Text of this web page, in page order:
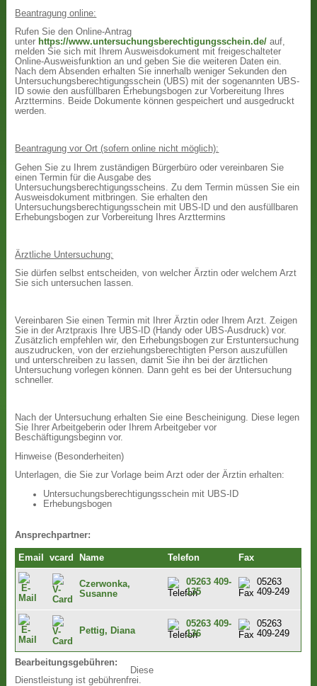
Beantragung online:
Rufen Sie den Online-Antrag
unter https://www.untersuchungsberechtigungsschein.de/ auf,
melden Sie sich mit Ihrem Ausweisdokument mit freigeschalteter
Online-Ausweisfunktion an und geben Sie die weiteren Daten ein.
Nach dem Absenden erhalten Sie innerhalb weniger Sekunden den
Untersuchungsberechtigungsschein (UBS) mit der sogenannten UBS-
ID sowie den ausfüllbaren Erhebungsbogen zur Vorbereitung Ihres
Arzttermins. Beide Dokumente können gespeichert und ausgedruckt
werden.
Beantragung vor Ort (sofern online nicht möglich):
Gehen Sie zu Ihrem zuständigen Bürgerbüro oder vereinbaren Sie
einen Termin für die Ausgabe des
Untersuchungsberechtigungsscheins. Zu dem Termin müssen Sie ein
Ausweisdokument mitbringen. Sie erhalten den
Untersuchungsberechtigungsschein mit UBS-ID und den ausfüllbaren
Erhebungsbogen zur Vorbereitung Ihres Arzttermins
Ärztliche Untersuchung:
Sie dürfen selbst entscheiden, von welcher Ärztin oder welchem Arzt
Sie sich untersuchen lassen.
Vereinbaren Sie einen Termin mit Ihrer Ärztin oder Ihrem Arzt. Zeigen
Sie in der Arztpraxis Ihre UBS-ID (Handy oder UBS-Ausdruck) vor.
Zusätzlich empfehlen wir, den Erhebungsbogen zur Erstuntersuchung
auszudrucken, von der erziehungsberechtigten Person auszufüllen
und unterschreiben zu lassen, damit Sie ihn bei der ärztlichen
Untersuchung vorlegen können. Dann geht es bei der Untersuchung
schneller.
Nach der Untersuchung erhalten Sie eine Bescheinigung. Diese legen
Sie Ihrer Arbeitgeberin oder Ihrem Arbeitgeber vor
Beschäftigungsbeginn vor.
Hinweise (Besonderheiten)
Unterlagen, die Sie zur Vorlage beim Arzt oder der Ärztin erhalten:
Untersuchungsberechtigungsschein mit UBS-ID
Erhebungsbogen
Ansprechpartner:
Email vcard Name Telefon Fax
Czerwonka,
Susanne
05263 409-
135
05263
409-249
Pettig, Diana
05263 409-
136
05263
409-249
Bearbeitungsgebühren:
Diese
Dienstleistung ist gebührenfrei.